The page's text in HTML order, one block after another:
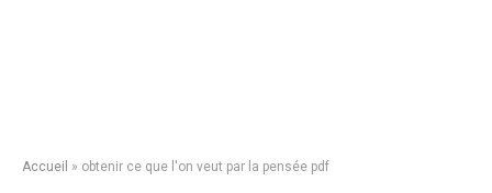
Accueil » obtenir ce que l'on veut par la pensée pdf